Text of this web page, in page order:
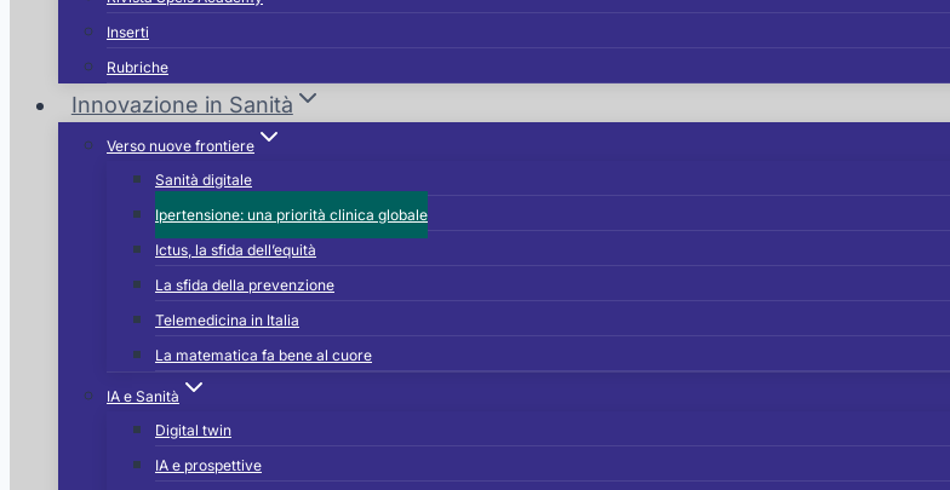
Inserti
Rubriche
Innovazione in Sanità
Verso nuove frontiere
Sanità digitale
Ipertensione: una priorità clinica globale
Ictus, la sfida dell’equità
La sfida della prevenzione
Telemedicina in Italia
La matematica fa bene al cuore
IA e Sanità
Digital twin
IA e prospettive